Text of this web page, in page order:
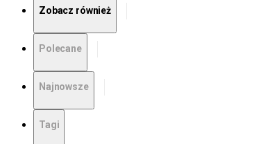
Zobacz również
Polecane
Najnowsze
Tagi